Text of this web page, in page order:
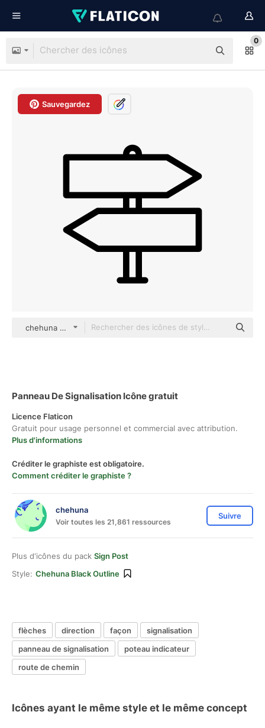
0
Sauvegardez
chehuna black outline
Panneau De Signalisation Icône gratuit
Licence Flaticon
Gratuit pour usage personnel et commercial avec attribution.
Plus d'informations
Créditer le graphiste est obligatoire.
Comment créditer le graphiste ?
chehuna
Voir toutes les 21,861 ressources
Suivre
Plus d'icônes du pack Sign Post
Style: Chehuna Black Outline
flèches direction façon
signalisation
panneau de signalisation
poteau indicateur
route de chemin
Icônes ayant le même style et le même concept